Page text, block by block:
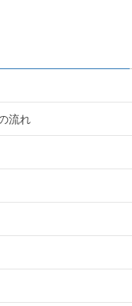
流れ